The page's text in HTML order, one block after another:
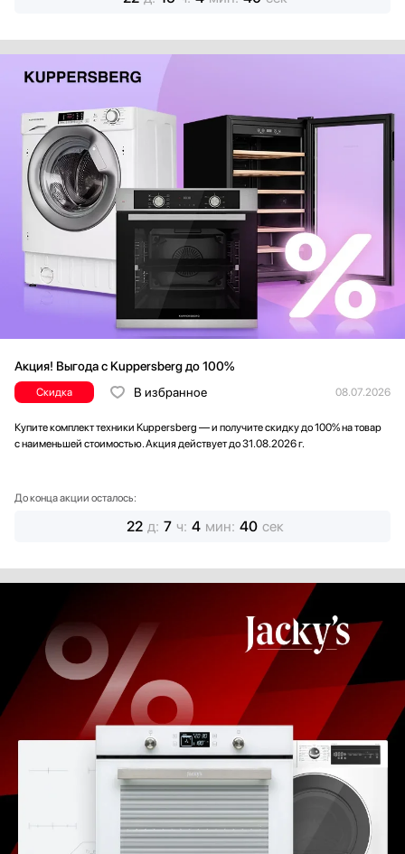
Акция! Выгода с Kuppersberg до 100%
Скидка В избранное 08.07.2026
Купите комплект техники Kuppersberg — и получите скидку до 100% на товар
с наименьшей стоимостью. Акция действует до 31.08.2026 г.
До конца акции осталось:
22 д: 7 ч: 4 мин: 38 сек